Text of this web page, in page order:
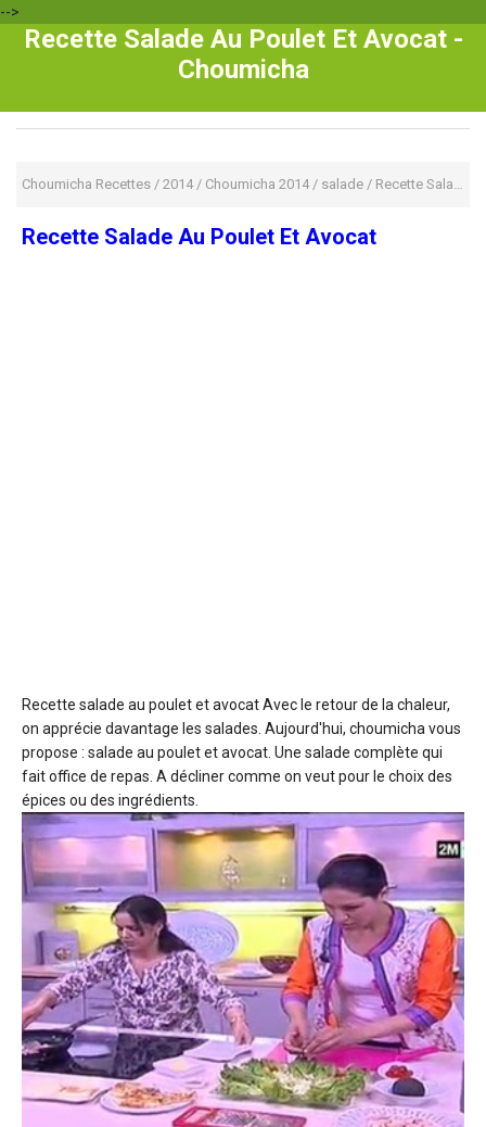
-->
Recette Salade Au Poulet Et Avocat -
Choumicha
Choumicha Recettes / 2014/ Choumicha 2014/ salade / Recette Salade Au Poulet Et Avocat
Recette Salade Au Poulet Et Avocat
Recette salade au poulet et avocatAvec le retour de la chaleur,
on apprécie davantage les salades. Aujourd'hui, choumicha vous
propose : salade au poulet et avocat. Une salade complète qui
fait office de repas. A décliner comme on veut pour le choix des
épices ou des ingrédients.